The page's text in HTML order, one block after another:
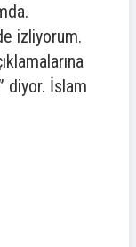
izliyorum.
diyor. İslam